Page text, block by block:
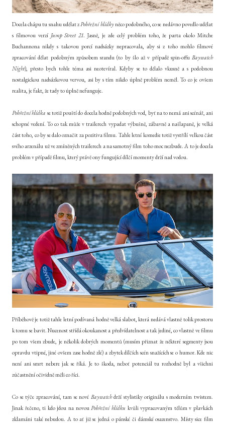
Docela chápu tu snahu udělat zPobřežní hlídkyněco podobného, co se nedávno povedlo udělat
s filmovou verzí Jump Street 21. Jasně, je zde celý problém toho, že parta okolo Mitche
Buchannona nikdy s takovou porcí nadsázky nepracovala, aby si z toho mohlo filmové
zpracování dělat podobným způsobem srandu (to by šlo až v případě spin-offu Baywatch
Night), přesto bych tohle téma asi neotevíral. Kdyby se to dělalo vkusně a s podobnou
nostalgickou nadsázkovou vervou, asi by s tím nikdo úplně problém neměl. To co je ovšem
realita, je fakt, že tady to úplně nefunguje.
Pobřežní hlídka se totiž pouští do docela hodně podobných vod, byť na to nemá ani scénář, ani
schopné vedení. To co tak může v trailerech vypadat výbušně, zábavně a našlapaně, je velká
část toho, co by se dalo označit za pozitiva filmu. Tahle letní komedie totiž vystřílí velkou část
svého arzenálu už ve zmíněných trailerech a na samotný film toho moc nezbude. A to je docela
problém v případě filmu, který právě ony fungující dílčí momenty drží nad vodou.
Příběhově je totiž tahle letní podívaná hodně velká slabot, která nedává vlastně tolik prostoru
k tomu se bavit. Nucenost střídá okoukanost a předvídatelnost a tak jediné, co vlastně ve filmu
po tom všem zbude, je několik dobrých momentů (musím přiznat že některé segmenty jsou
opravdu vtipné, jiné ovšem zase hodně zlé) a zbytek dílčích scén snažících se o humor. Kde nic
není ani smrt nebere jak se říká. Je to škoda, neboť potenciál tu rozhodně byl a všichni
zúčastnění očividně měli co říci.
Co se týče zpracování, tam se nové Baywatchdrží stylistiky originálu s moderním twistem.
Jinak řečeno, ti kdo jdou na novou Pobřežní hlídku kvůli vypracovaným tělům v plavkách
zklamáni také nebudou. A to ať již se jedná o pánské či dámské osazenstvo. Místy sice film